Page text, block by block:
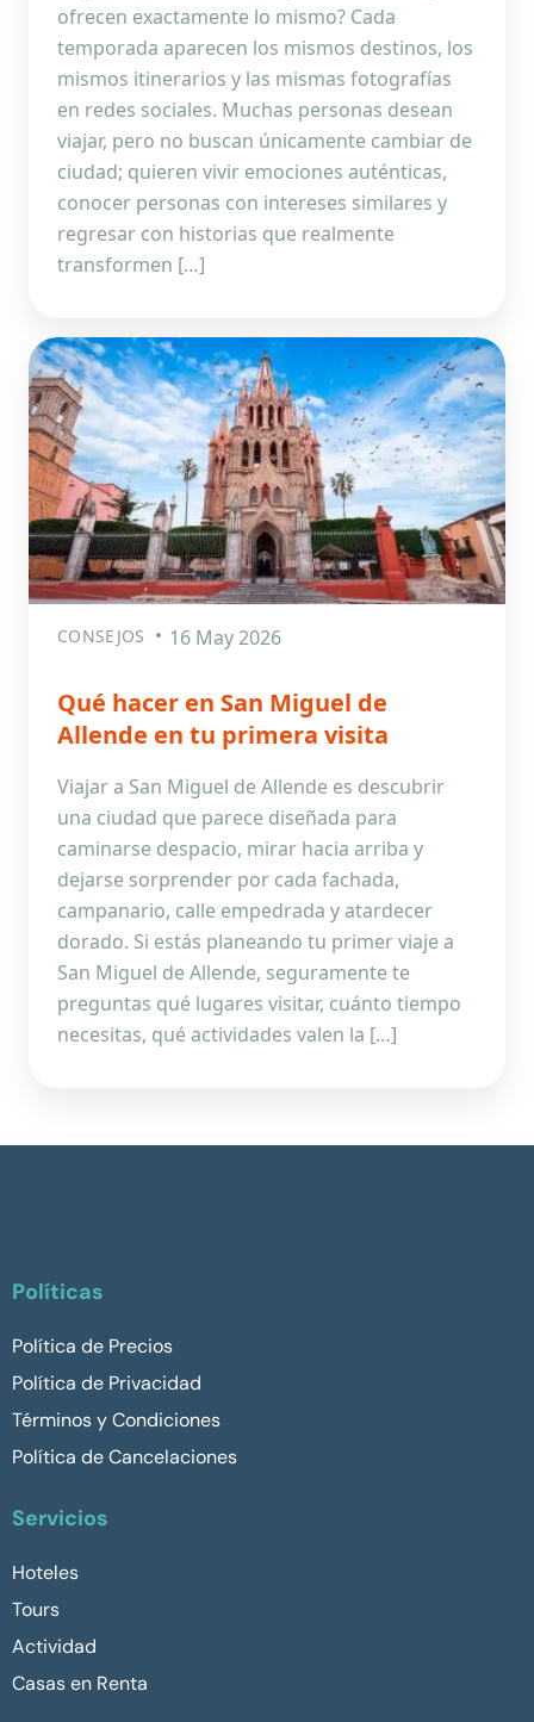
ofrecen exactamente lo mismo? Cada
temporada aparecen los mismos destinos, los
mismos itinerarios y las mismas fotografías
en redes sociales. Muchas personas desean
viajar, pero no buscan únicamente cambiar de
ciudad; quieren vivir emociones auténticas,
conocer personas con intereses similares y
regresar con historias que realmente
transformen […]
CONSEJOS 16 May 2026
Qué hacer en San Miguel de
Allende en tu primera visita
Viajar a San Miguel de Allende es descubrir
una ciudad que parece diseñada para
caminarse despacio, mirar hacia arriba y
dejarse sorprender por cada fachada,
campanario, calle empedrada y atardecer
dorado. Si estás planeando tu primer viaje a
San Miguel de Allende, seguramente te
preguntas qué lugares visitar, cuánto tiempo
necesitas, qué actividades valen la […]
Políticas
Política de Precios
Política de Privacidad
Términos y Condiciones
Política de Cancelaciones
Servicios
Hoteles
Tours
Actividad
Casas en Renta